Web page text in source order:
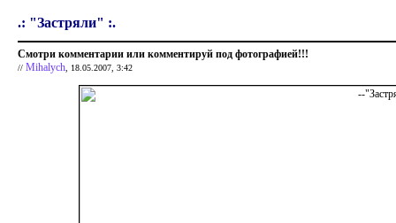
.: "Застряли" :.
Смотри комментарии или комментируй под фотографией!!!
// Mihalych , 18.05.2007, 3:42